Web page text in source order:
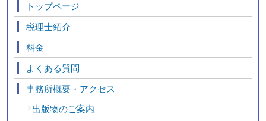
トップページ
税理士紹介
料金
よくある質問
事務所概要・アクセス
出版物のご案内